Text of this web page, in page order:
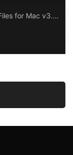
for Mac v3.1